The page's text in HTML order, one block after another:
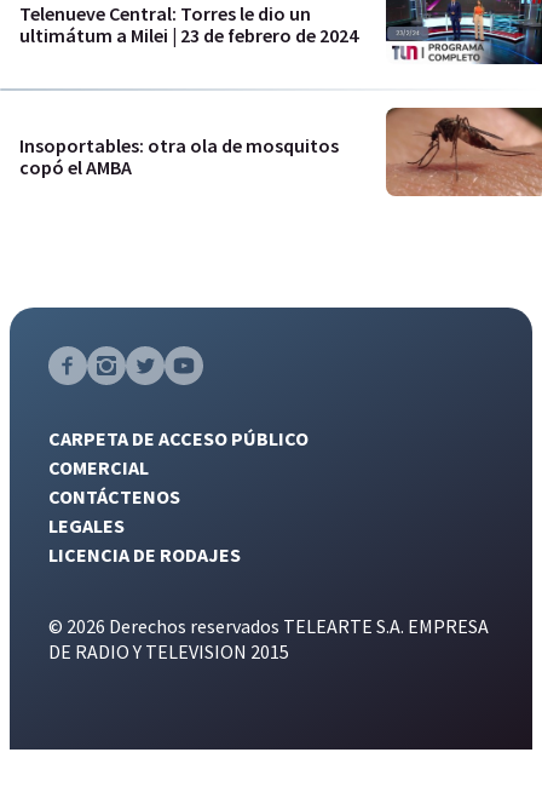
Telenueve Central: Torres le dio un
ultimátum a Milei | 23 de febrero de 2024
Insoportables: otra ola de mosquitos
copó el AMBA
CARPETA DE ACCESO PÚBLICO
COMERCIAL
CONTÁCTENOS
LEGALES
LICENCIA DE RODAJES
© 2026 Derechos reservados TELEARTE S.A. EMPRESA
DE RADIO Y TELEVISION 2015